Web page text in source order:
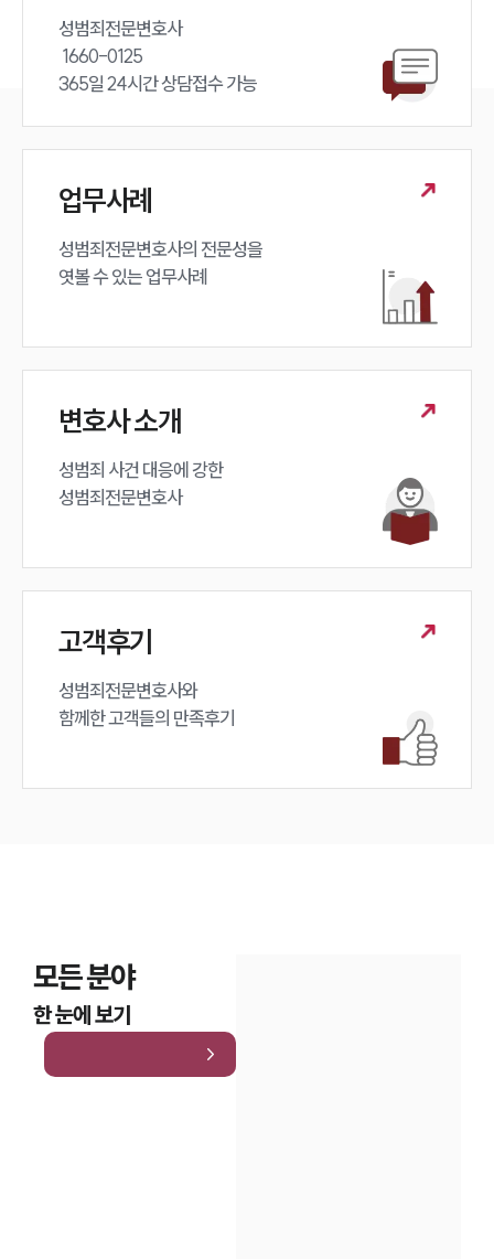
성범죄전문변호사
365일 24시간 상담접수 가능
업무사례
성범죄전문변호사의 전문성을
엿볼 수 있는 업무사례
변호사 소개
성범죄 사건 대응에 강한
성범죄전문변호사
고객후기
성범죄전문변호사와
함께한 고객들의 만족후기
모든 분야
한 눈에 보기